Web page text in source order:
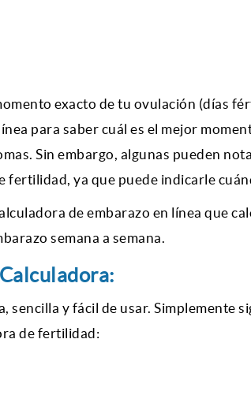
exacto de tu ovulación (días
para saber cuál es el mejor
Sin embargo, algunas pueden
fertilidad, ya que puede indicarle
de embarazo en línea que
semana a semana.
sencilla y fácil de usar. Simplemente
de fertilidad: